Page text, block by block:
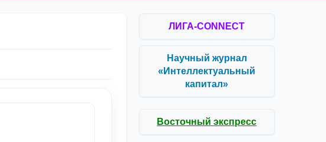
ЛИГА-CONNECT
Научный журнал
«Интеллектуальный
капитал»
Восточный экспресс